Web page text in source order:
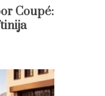
Coupé: